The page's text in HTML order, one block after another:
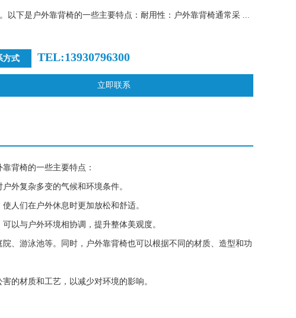
以下是户外靠背椅的一些主要特点：耐用性：户外靠背椅通常采 ...
方式 TEL:13930796300
立即联系
背椅的一些主要特点：
外复杂多变的气候和环境条件。
人们在户外休息时更加放松和舒适。
以与户外环境相协调，提升整体美观度。
、游泳池等。同时，户外靠背椅也可以根据不同的材质、造型和功
的材质和工艺，以减少对环境的影响。